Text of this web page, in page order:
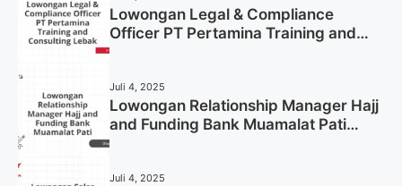
Lowongan Legal & Compliance
Officer PT Pertamina Training and
Juli 4, 2025
Lowongan Relationship Manager Hajj
and Funding Bank Muamalat Pati
Juli 4, 2025